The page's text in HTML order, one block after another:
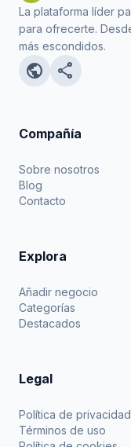
La plataforma líder
para ofrecerte.
más escondidos.
public share
Compañía
Sobre nosotros
Blog
Contacto
Explora
Añadir negocio
Categorías
Destacados
Legal
Política de privacidad
Términos de uso